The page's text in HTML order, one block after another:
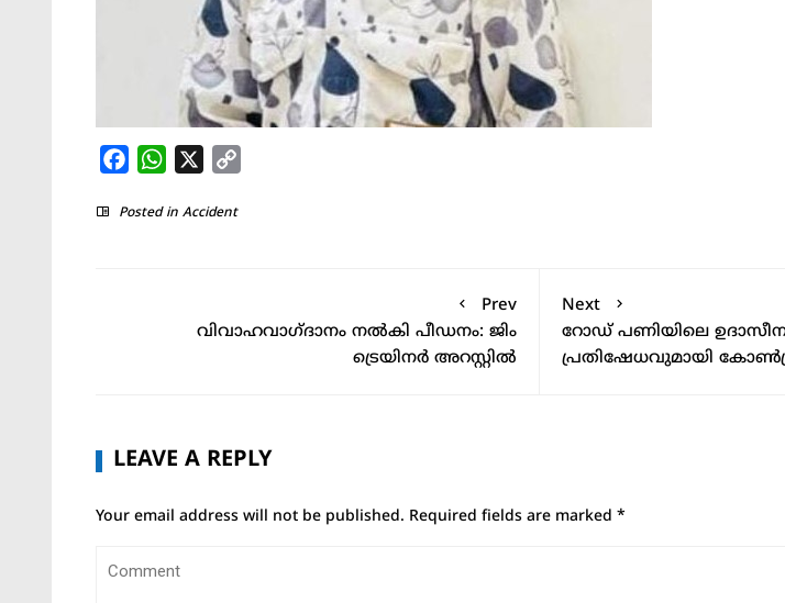
FacebookWhatsApp
Posted in Accident
Prev
വിവാഹവാഗ്ദാനം നൽകി പീഡനം: ജിം
ട്രെയിനർ അറസ്റ്റിൽ
Next
റോഡ് പണിയിലെ
പ്രതിഷേധവുമായി
LEAVE A REPLY
Your email address will not be published. Required fields are marked *